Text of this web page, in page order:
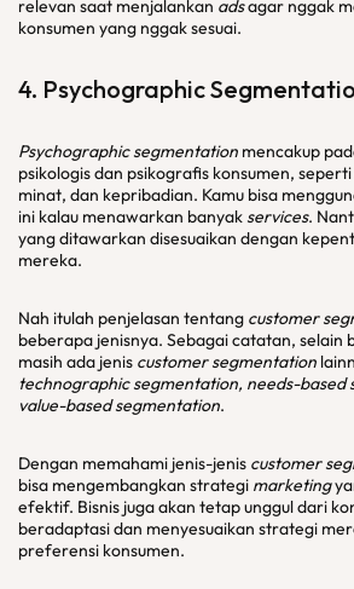
relevan saat menjalankan adsagar nggak
konsumen yang nggak sesuai.
4. Psychographic
Psychographic segmentation mencakup
psikologis dan psikografis konsumen,
minat, dan kepribadian. Kamu bisa
ini kalau menawarkan banyak services.
yang ditawarkan disesuaikan dengan
mereka.
Nah itulah penjelasan tentang customer
beberapa jenisnya. Sebagai catatan, selain
masih ada jenis customer segmentation
technographic segmentation, needs-based
value-based segmentation.
Dengan memahami jenis-jenis customer
bisa mengembangkan strategi marketing
efektif. Bisnis juga akan tetap unggul dari
beradaptasi dan menyesuaikan strategi
preferensi konsumen.